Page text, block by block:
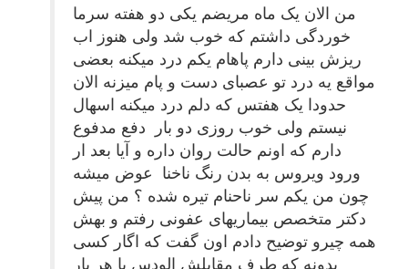
من الان یک ماه مریضم یکی دو هفته سرما
خوردگی داشتم که خوب شد ولی هنوز اب
ریزش بینی دارم پاهام یکم درد میکنه بعضی
مواقع یه درد تو عصبای دست و پام میزنه الان
حدودا یک هفتس که دلم درد میکنه اسهال
نیستم ولی خوب روزی دو بار دفع مدفوع
دارم که اونم حالت روان داره و آیا بعد ار
ورود ویروس به بدن رنگ ناخنا عوض میشه
چون من یکم سر ناحنام تیره شده ؟ من پیش
دکتر متخصص بیماریهای عفونی رفتم و بهش
همه چیرو توضیح دادم اون گفت که اگار کسی
بدونه که طرف مقابلش الودس با هر بار